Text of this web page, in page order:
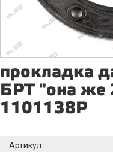
прокладка
БРТ "она же
1101138Р
Артикул: